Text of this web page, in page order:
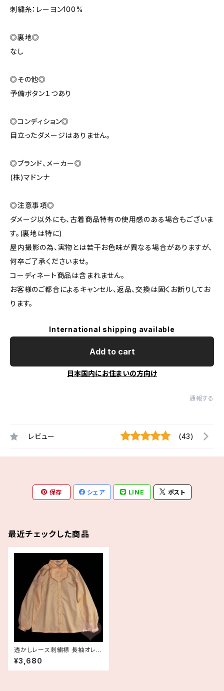
刺繍糸：レーヨン100%
◎裏地◎
なし
◎その他◎
予備ボタン１つあり
◎コンディション◎
目立ったダメージはありません。
◎ブランド、メーカー◎
(株)マドンナ
◎注意事項◎
ダメージ以外にも、古着商品特有の使用感のある場合もございま
す。(裏地は特に)
屋内撮影の為、実物とは若干お色味が異なる場合がありますが、
何卒ご了承くださいませ。
コーディネート商品は含まれません。
お客様のご都合によるキャンセル、返品、交換は固くお断りしてお
ります。
International shipping available
Add to cart
日本国内にお住まいの方向け
通報する
レビュー (43)
保存 シェア LINE ポスト
最近チェックした商品
透かしレース刺繍襟 長袖オレン
ジブラウス 古着
¥3,680